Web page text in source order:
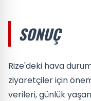
SONUÇ
Rize'deki hava
ziyaretçiler için
verileri, günlük